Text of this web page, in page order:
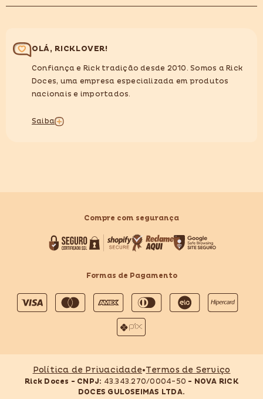
OLÁ, RICKLOVER!
Confiança e Rick tradição desde 2010. Somos a Rick
Doces, uma empresa especializada em produtos
nacionais e importados.
Saiba
Compre com segurança
Formas de Pagamento
Formas
pagamento
Política de Privacidade•Termos de Serviço
Rick Doces - CNPJ: 43.343.270/0004-50 - NOVA RICK
DOCES GULOSEIMAS LTDA.